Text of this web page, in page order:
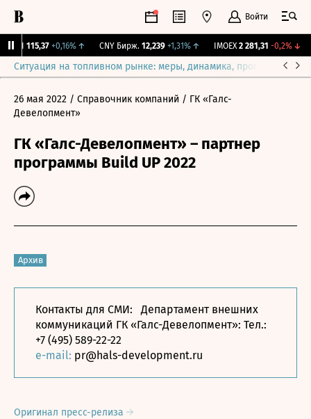
Войти
115,37 +0,16%↑ CNY Бирж. 12,239 +1,31% ↑ IMOEX 2 281,31 -0,2%↓
Ситуация на топливном рынке: меры, динамика, прогнозы
26 мая 2022 / Справочник компаний / ГК «Галс-
Девелопмент»
ГК «Галс-Девелопмент» – партнер
программы Build UP 2022
Архив
Контакты для СМИ: Департамент внешних
коммуникаций ГК «Галс-Девелопмент»: Тел.:
+7 (495) 589-22-22
e-mail: pr@hals-development.ru
Оригинал пресс-релиза